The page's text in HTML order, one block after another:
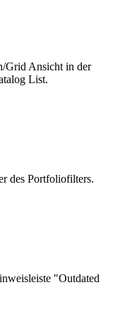
Grid Ansicht in der
List.
des Portfoliofilters.
"Outdated